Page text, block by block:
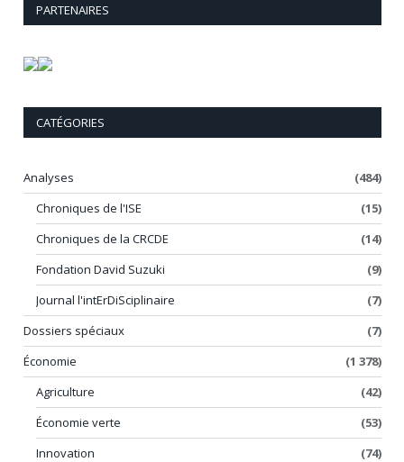
PARTENAIRES
CATÉGORIES
Analyses
(484)
Chroniques de l'ISE
(15)
Chroniques de la CRCDE
(14)
Fondation David Suzuki
(9)
Journal l'intErDiSciplinaire
(7)
Dossiers spéciaux
(7)
Économie
(1 378)
Agriculture
(42)
Économie verte
(53)
Innovation
(74)